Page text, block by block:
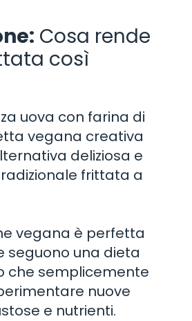
Cosa rende
così
uova con farina di
vegana creativa
deliziosa e
frittata a
vegana è perfetta
seguono una dieta
che semplicemente
nuove
e nutrienti.